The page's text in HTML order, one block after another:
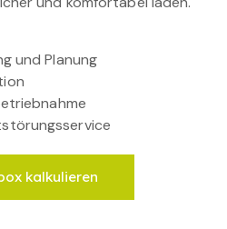
und Planung
kalkulieren